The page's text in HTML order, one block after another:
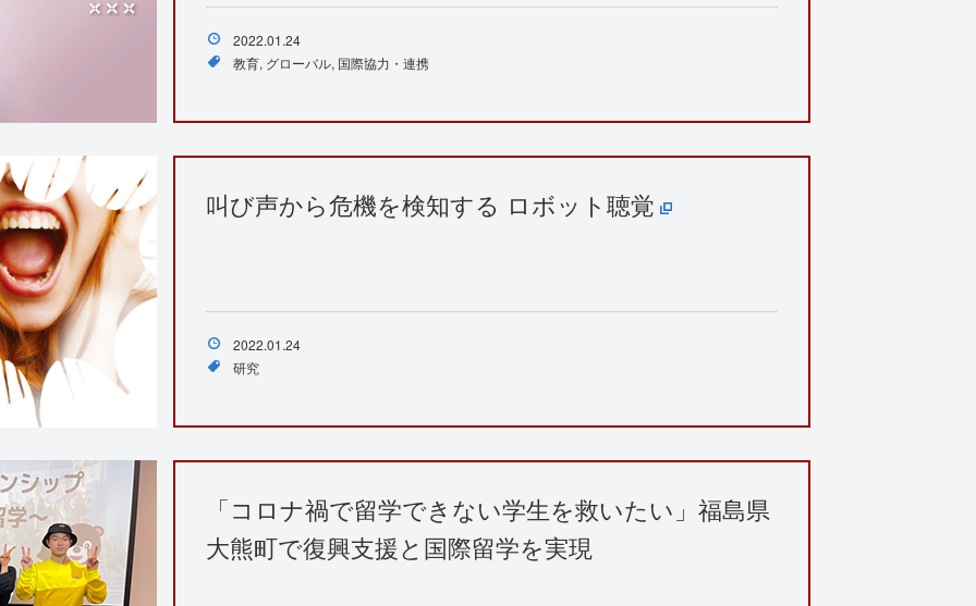
2022.01.24
教育 グローバル 国際協力・連携
叫び声から危機を検知する ロボット聴覚
2022.01.24
研究
「コロナ禍で留学できない学生を救いたい」福島県
大熊町で復興支援と国際留学を実現